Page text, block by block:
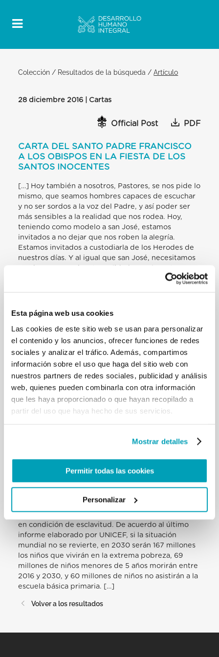
Esta página web usa cookies
Las cookies de este sitio web se usan para personalizar
el contenido y los anuncios, ofrecer funciones de redes
sociales y analizar el tráfico. Además, compartimos
información sobre el uso que haga del sitio web con
nuestros partners de redes sociales, publicidad y análisis
web, quienes pueden combinarla con otra información
que les haya proporcionado o que hayan recopilado a
partir del uso que haya hecho de sus servicios.
Mostrar detalles
Permitir todas las cookies
Personalizar
Colección / Resultados de la búsqueda /Artículo
28 diciembre 2016 | Cartas
Official Post PDF
CARTA DEL SANTO PADRE FRANCISCO
A LOS OBISPOS EN LA FIESTA DE LOS
SANTOS INOCENTES
[…] Hoy también a nosotros, Pastores, se nos pide lo
mismo, que seamos hombres capaces de escuchar
y no ser sordos a la voz del Padre, y así poder ser
más sensibles a la realidad que nos rodea. Hoy,
teniendo como modelo a san José, estamos
invitados a no dejar que nos roben la alegría.
Estamos invitados a custodiarla de los Herodes de
nuestros días. Y al igual que san José, necesitamos
tomarla entre las manos (cf. Mt 2,20). El coraje de
inocencia desgarrada bajo el peso del trabajo
clandestino y esclavo, bajo el peso de la
prostitución y la explotación. Inocencia destruida
por las guerras y la emigración forzada, con la
pérdida de todo lo que esto conlleva. Miles de
nuestros niños han caído en manos de pandilleros,
único que hacen es fagocitar y explotar su
necesidad.
A modo de ejemplo, hoy en día 75 millones de
niños –debido a las emergencias y crisis
personas objeto de trata sexual en el mundo eran
desplazamientos forzosos. Vivimos en un mundo
donde casi la mitad de los niños menores de 5 años
año 2016, se calcula que 150 millones de niños han
realizado trabajo infantil viviendo muchos de ellos
en condición de esclavitud. De acuerdo al último
informe elaborado por UNICEF, si la situación
mundial no se revierte, en 2030 serán 167 millones
los niños que vivirán en la extrema pobreza, 69
millones de niños menores de 5 años morirán entre
2016 y 2030, y 60 millones de niños no asistirán a la
escuela básica primaria. […]
Volver a los resultados